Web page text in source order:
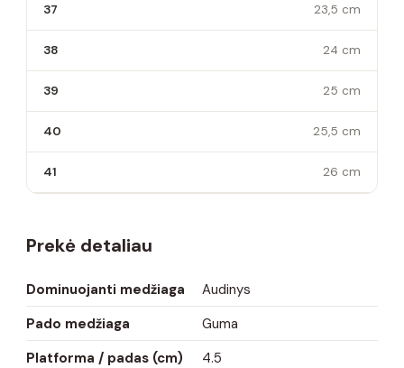
37 23,5 cm
38 24 cm
39 25 cm
40 25,5 cm
41 26 cm
Prekė detaliau
Dominuojanti medžiaga
Audinys
Pado medžiaga
Guma
Platforma / padas (cm)
4.5